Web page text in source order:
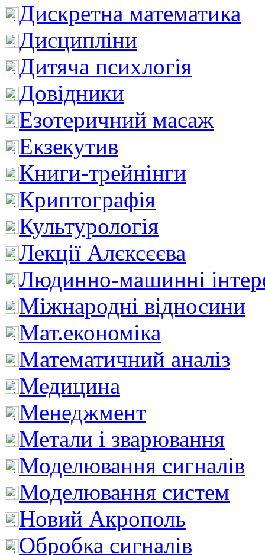
Дискретна математика
Дисципліни
Дитяча психлогія
Довідники
Езотеричний масаж
Екзекутив
Книги-трейнінги
Криптографія
Культурологія
Лекції Алєксєєва
Людинно-машинні
Міжнародні відносини
Мат.економіка
Математичний аналіз
Медицина
Менеджмент
Метали і зварювання
Моделювання сигналів
Моделювання систем
Новий Акрополь
Обробка сигналів